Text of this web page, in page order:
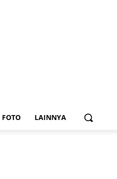
FOTO LAINNYA